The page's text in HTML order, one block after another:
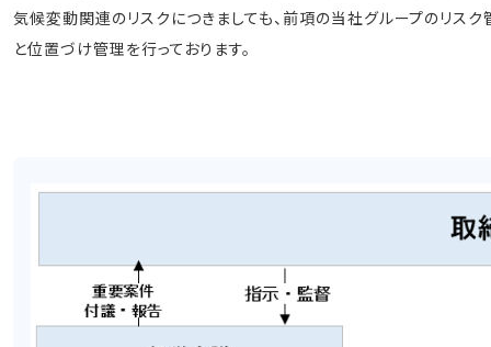
気候変動関連のリスクにつきましても、前項の当社グループのリス
と位置づけ管理を行っております。